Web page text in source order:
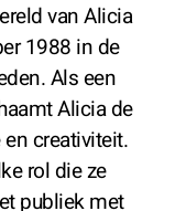
van Alicia
1988 in de
Als een
Alicia de
creativiteit.
rol die ze
publiek met